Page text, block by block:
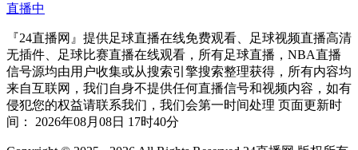
直播中
『24直播网』提供足球直播在线免费观看、足球视频直播高清
无插件、足球比赛直播在线观看，所有足球直播，NBA直播
信号源均由用户收集或从搜索引擎搜索整理获得，所有内容均
来自互联网，我们自身不提供任何直播信号和视频内容，如有
侵犯您的权益请联系我们，我们会第一时间处理 页面更新时
间： 2026年08月08日 17时40分